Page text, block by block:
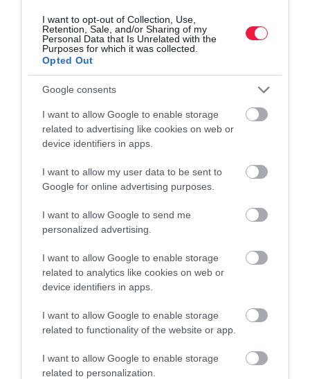
I want to opt-out of Collection, Use,
Retention, Sale, and/or Sharing of my
Personal Data that Is Unrelated with the
Purposes for which it was collected.
Opted Out
Google consents
I want to allow Google to enable storage
related to advertising like cookies on web or
device identifiers in apps.
I want to allow my user data to be sent to
Google for online advertising purposes.
I want to allow Google to send me
personalized advertising.
I want to allow Google to enable storage
related to analytics like cookies on web or
device identifiers in apps.
I want to allow Google to enable storage
related to functionality of the website or app.
I want to allow Google to enable storage
related to personalization.